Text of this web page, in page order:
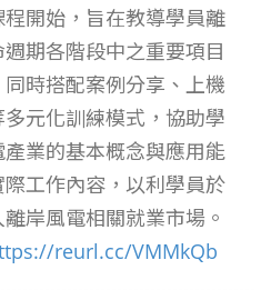
開始，旨在教導學員離
期各階段中之重要項目
時搭配案例分享、上機
元化訓練模式，協助學
業的基本概念與應用能
工作內容，以利學員於
岸風電相關就業市場。
reurl.cc/VMMkQb